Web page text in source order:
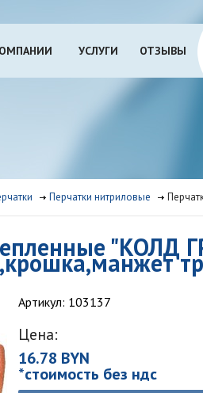
УСЛУГИ ОТЗЫВЫ
Перчатки нитриловые
"КОЛД
Артикул: 103137
Цена:
16.78 BYN
*стоимость без ндс